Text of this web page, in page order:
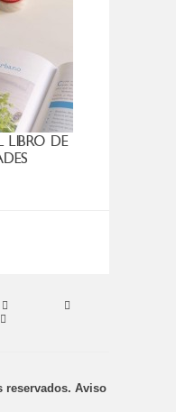
LIBRO DE
reservados. Aviso